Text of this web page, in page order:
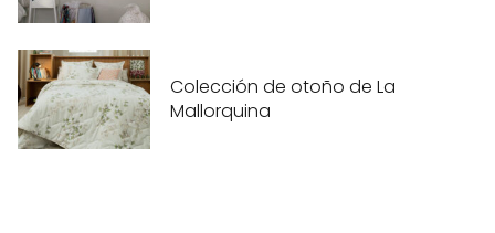
Colección de otoño de La
Mallorquina